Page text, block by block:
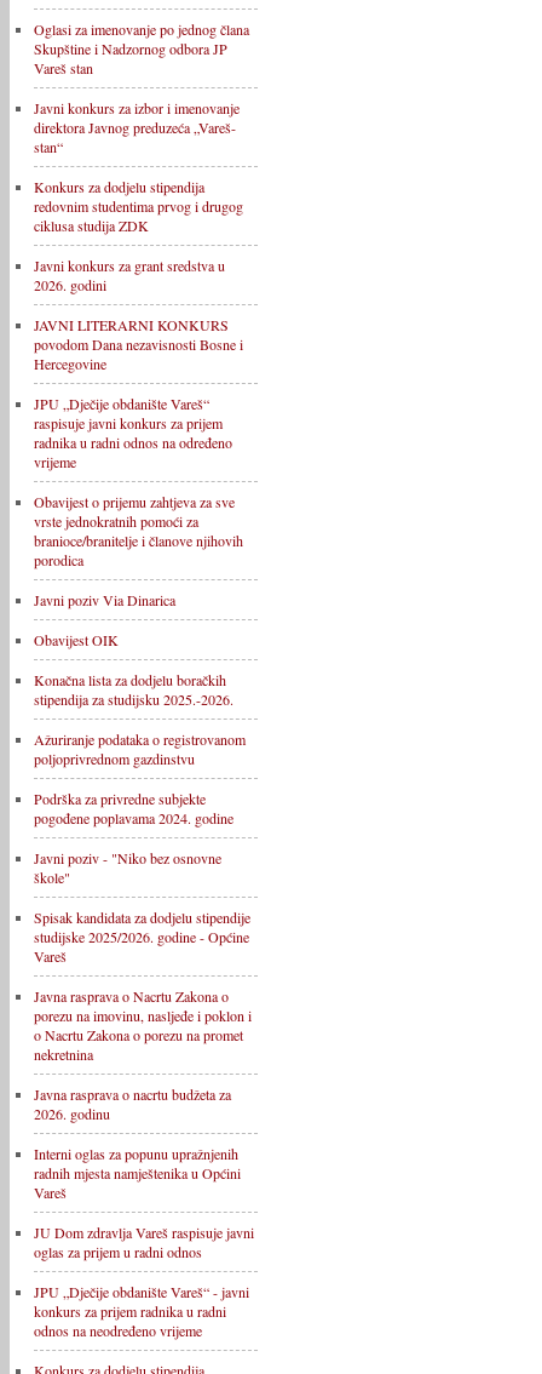
Oglasi za imenovanje po jednog člana
Skupštine i Nadzornog odbora JP
Vareš stan
Javni konkurs za izbor i imenovanje
direktora Javnog preduzeća „Vareš-
stan“
Konkurs za dodjelu stipendija
redovnim studentima prvog i drugog
ciklusa studija ZDK
Javni konkurs za grant sredstva u
2026. godini
JAVNI LITERARNI KONKURS
povodom Dana nezavisnosti Bosne i
Hercegovine
JPU „Dječije obdanište Vareš“
raspisuje javni konkurs za prijem
radnika u radni odnos na određeno
vrijeme
Obavijest o prijemu zahtjeva za sve
vrste jednokratnih pomoći za
branioce/branitelje i članove njihovih
porodica
Javni poziv Via Dinarica
Obavijest OIK
Konačna lista za dodjelu boračkih
stipendija za studijsku 2025.-2026.
Ažuriranje podataka o registrovanom
poljoprivrednom gazdinstvu
Podrška za privredne subjekte
pogođene poplavama 2024. godine
Javni poziv - "Niko bez osnovne
škole"
Spisak kandidata za dodjelu stipendije
studijske 2025/2026. godine - Općine
Vareš
Javna rasprava o Nacrtu Zakona o
porezu na imovinu, nasljeđe i poklon i
o Nacrtu Zakona o porezu na promet
nekretnina
Javna rasprava o nacrtu budžeta za
2026. godinu
Interni oglas za popunu upražnjenih
radnih mjesta namještenika u Općini
Vareš
JU Dom zdravlja Vareš raspisuje javni
oglas za prijem u radni odnos
JPU „Dječije obdanište Vareš“ - javni
konkurs za prijem radnika u radni
odnos na neodređeno vrijeme